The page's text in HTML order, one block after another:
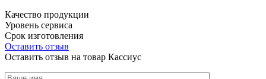
Качество продукции
Уровень сервиса
Срок изготовления
Оставить отзыв
Оставить отзыв на товар Кассиус